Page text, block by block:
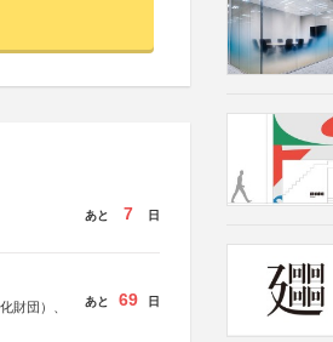
あと 7 日
財団）、
あと 69 日